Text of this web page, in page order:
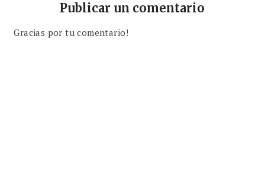
Publicar un comentario
Gracias por tu comentario!